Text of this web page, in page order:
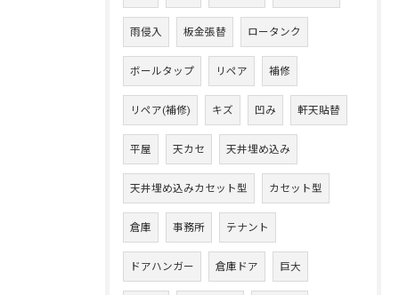
雨侵入 板金張替 ロータンク
ボールタップ リペア 補修
リペア(補修) キズ 凹み 軒天貼替
平屋 天カセ 天井埋め込み
天井埋め込みカセット型 カセット型
倉庫 事務所 テナント
ドアハンガー 倉庫ドア 巨大